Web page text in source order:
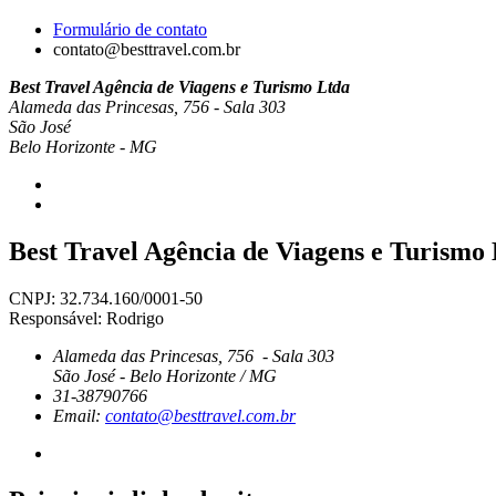
Formulário de contato
contato@besttravel.com.br
Best Travel Agência de Viagens e Turismo Ltda
Alameda das Princesas, 756 - Sala 303
São José
Belo Horizonte - MG
Best Travel Agência de Viagens e Turismo
CNPJ: 32.734.160/0001-50
Responsável: Rodrigo
Alameda das Princesas, 756 - Sala 303
São José - Belo Horizonte / MG
31-38790766
Email: contato@besttravel.com.br